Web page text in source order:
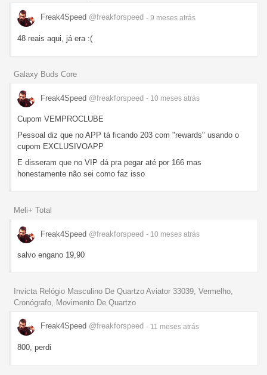
Freak4Speed @freakforspeed - 9 meses atrás
48 reais aqui, já era :(
Galaxy Buds Core
Freak4Speed @freakforspeed - 10 meses atrás
Cupom VEMPROCLUBE
Pessoal diz que no APP tá ficando 203 com "rewards" usando o
cupom EXCLUSIVOAPP
E disseram que no VIP dá pra pegar até por 166 mas
honestamente não sei como faz isso
Meli+ Total
Freak4Speed @freakforspeed - 10 meses atrás
salvo engano 19,90
Invicta Relógio Masculino De Quartzo Aviator 33039, Vermelho,
Cronógrafo, Movimento De Quartzo
Freak4Speed @freakforspeed - 11 meses atrás
800, perdi